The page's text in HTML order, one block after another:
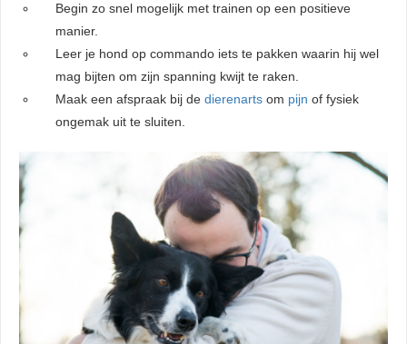
Begin zo snel mogelijk met trainen op een positieve
manier.
Leer je hond op commando iets te pakken waarin hij wel
mag bijten om zijn spanning kwijt te raken.
Maak een afspraak bij dedierenarts om pijn of fysiek
ongemak uit te sluiten.